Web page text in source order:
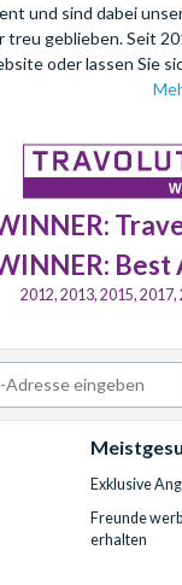
und sind dabei
treu geblieben. Seit
oder lassen Sie
2012, 2013, 2015,
Exklusive
Freunde
erhalten